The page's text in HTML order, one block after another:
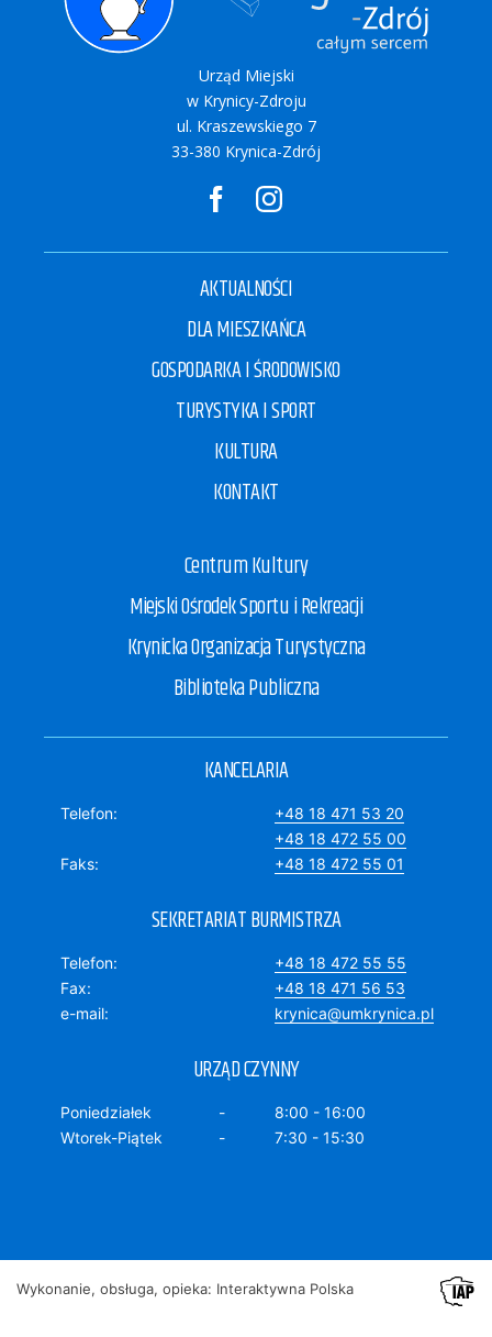
Urząd Miejski
w Krynicy-Zdroju
ul. Kraszewskiego 7
33-380 Krynica-Zdrój
AKTUALNOŚCI
DLA MIESZKAŃCA
GOSPODARKA I ŚRODOWISKO
TURYSTYKA I SPORT
KULTURA
KONTAKT
Centrum Kultury
Miejski Ośrodek Sportu i Rekreacji
Krynicka Organizacja Turystyczna
Biblioteka Publiczna
KANCELARIA
Telefon
+48 18 471 53 20
+48 18 472 55 00
Faks
+48 18 472 55 01
SEKRETARIAT BURMISTRZA
Telefon
+48 18 472 55 55
Fax
+48 18 471 56 53
e-mail
krynica@umkrynica.pl
URZĄD CZYNNY
Poniedziałek
8:00 - 16:00
Wtorek-Piątek
7:30 - 15:30
Wykonanie, obsługa, opieka: Interaktywna Polska